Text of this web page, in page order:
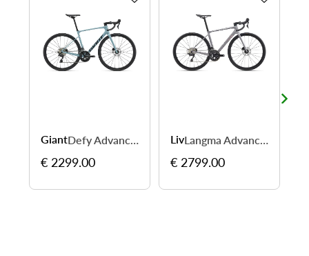
Giant Defy Advanced 3 - roulez plus loin avec plus de confort
€ 2299.00
Liv Langma Advanced 2 – Vélo route, grimpez plus vite, roulez plus loin
€ 2799.00